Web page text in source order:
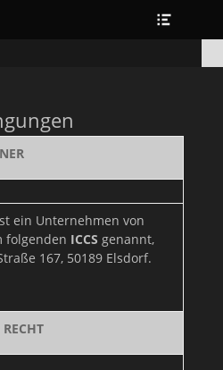
ein Unternehmen von
folgenden ICCS genannt,
167, 50189 Elsdorf.